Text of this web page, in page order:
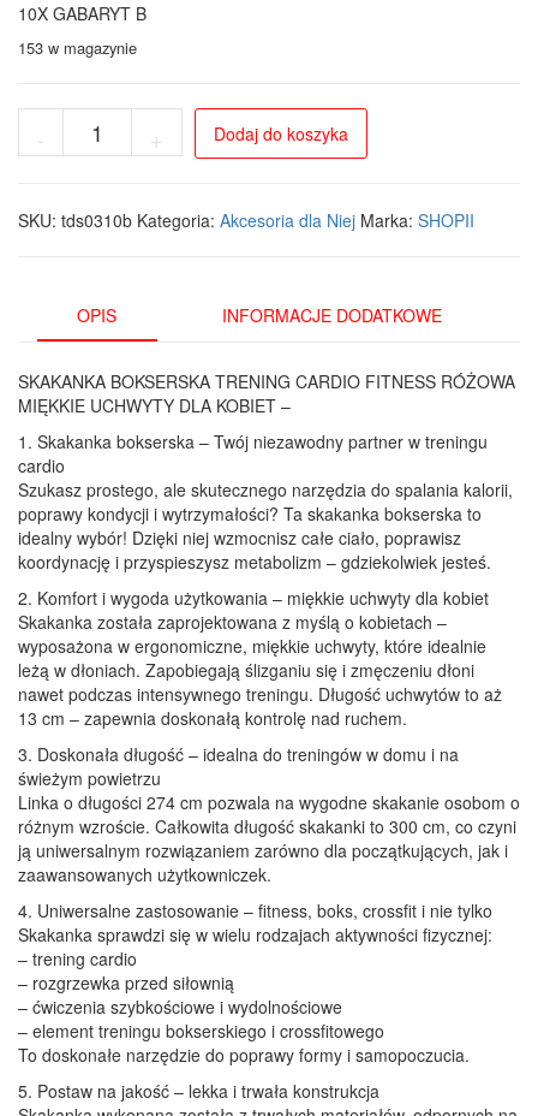
10X GABARYT B
153 w magazynie
-
Skakanka
z
ergonomicznymi
kobiet
+ Dodaj do koszyka
SKU: tds0310b Kategoria: Akcesoria dla Niej Marka: SHOPII
OPIS INFORMACJE DODATKOWE
SKAKANKA BOKSERSKA TRENING CARDIO FITNESS RÓŻOWA
MIĘKKIE UCHWYTY DLA KOBIET –
1. Skakanka bokserska – Twój niezawodny partner w treningu
cardio
Szukasz prostego, ale skutecznego narzędzia do spalania kalorii,
poprawy kondycji i wytrzymałości? Ta skakanka bokserska to
idealny wybór! Dzięki niej wzmocnisz całe ciało, poprawisz
koordynację i przyspieszysz metabolizm – gdziekolwiek jesteś.
2. Komfort i wygoda użytkowania – miękkie uchwyty dla kobiet
Skakanka została zaprojektowana z myślą o kobietach –
wyposażona w ergonomiczne, miękkie uchwyty, które idealnie
leżą w dłoniach. Zapobiegają ślizganiu się i zmęczeniu dłoni
nawet podczas intensywnego treningu. Długość uchwytów to aż
13 cm – zapewnia doskonałą kontrolę nad ruchem.
3. Doskonała długość – idealna do treningów w domu i na
świeżym powietrzu
Linka o długości 274 cm pozwala na wygodne skakanie osobom o
różnym wzroście. Całkowita długość skakanki to 300 cm, co czyni
ją uniwersalnym rozwiązaniem zarówno dla początkujących, jak i
zaawansowanych użytkowniczek.
4. Uniwersalne zastosowanie – fitness, boks, crossfit i nie tylko
Skakanka sprawdzi się w wielu rodzajach aktywności fizycznej:
– trening cardio
– rozgrzewka przed siłownią
– ćwiczenia szybkościowe i wydolnościowe
– element treningu bokserskiego i crossfitowego
To doskonałe narzędzie do poprawy formy i samopoczucia.
5. Postaw na jakość – lekka i trwała konstrukcja